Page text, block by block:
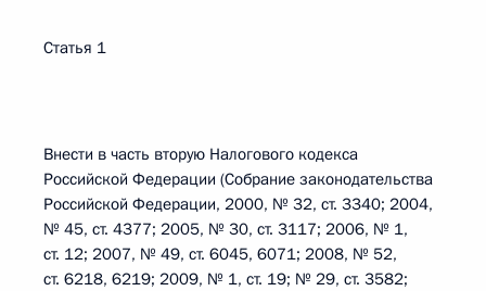
Статья 1
Внести в часть вторую Налогового кодекса
Российской Федерации (Собрание законодательства
Российской Федерации, 2000, № 32, ст. 3340; 2004,
№ 45, ст. 4377; 2005, № 30, ст. 3117; 2006, № 1,
ст. 12; 2007, № 49, ст. 6045, 6071; 2008, № 52,
ст. 6218, 6219; 2009, № 1, ст. 19; № 29, ст. 3582;